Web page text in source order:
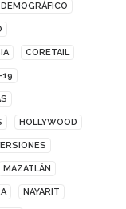
CORETAIL
19
HOLLYWOOD
MAZATLÁN
NAYARIT